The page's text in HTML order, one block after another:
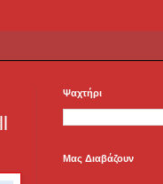
Ψαχτήρι
Μας Διαβάζουν